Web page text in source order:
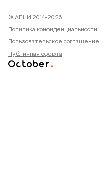
© АПНИ 2014-2026
Политика конфиденциальности
Пользовательское соглашение
Публичная оферта